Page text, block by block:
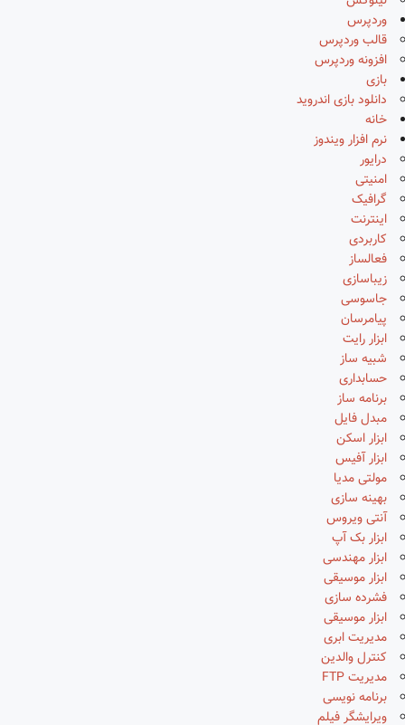
وردپرس
قالب وردپرس
افزونه وردپرس
بازی
دانلود بازی اندروید
خانه
نرم افزار ویندوز
درایور
امنیتی
گرافیک
اینترنت
کاربردی
فعالساز
زیباسازی
جاسوسی
پیامرسان
ابزار رایت
شبیه ساز
حسابداری
برنامه ساز
مبدل فایل
ابزار اسکن
ابزار آفیس
مولتی مدیا
بهینه سازی
آنتی ویروس
ابزار بک آپ
ابزار مهندسی
ابزار موسیقی
فشرده سازی
ابزار موسیقی
مدیریت ابری
کنترل والدین
مدیریت FTP
برنامه نویسی
ویرایشگر فیلم